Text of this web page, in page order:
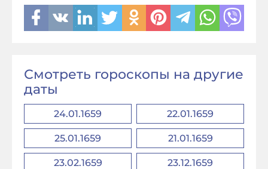
Смотреть гороскопы на другие
даты
24.01.1659 22.01.1659
25.01.1659 21.01.1659
23.02.1659 23.12.1659